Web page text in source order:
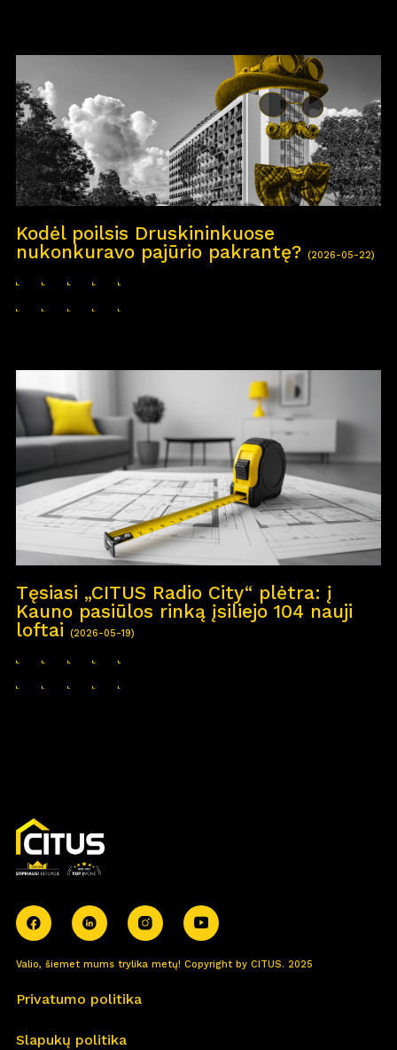
Kodėl poilsis Druskininkuose
nukonkuravo pajūrio pakrantę? (2026-05-22)
Tęsiasi „CITUS Radio City“ plėtra: į
Kauno pasiūlos rinką įsiliejo 104 nauji
loftai
(2026-05-19)
Valio, šiemet mums trylika metų! Copyright by CITUS. 2025
Privatumo politika
Slapukų politika